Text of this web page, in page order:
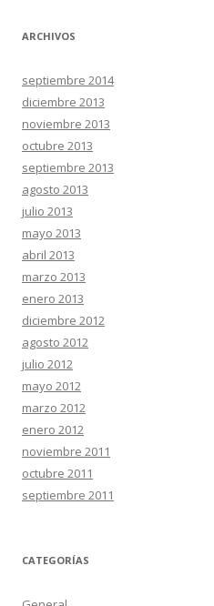
ARCHIVOS
septiembre 2014
diciembre 2013
noviembre 2013
octubre 2013
septiembre 2013
agosto 2013
julio 2013
mayo 2013
abril 2013
marzo 2013
enero 2013
diciembre 2012
agosto 2012
julio 2012
mayo 2012
marzo 2012
enero 2012
noviembre 2011
octubre 2011
septiembre 2011
CATEGORÍAS